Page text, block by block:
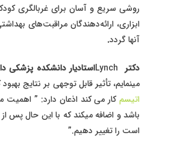
روشی سریع و آسان برای غربالگری
ابزاری، ارائه‌دهندگان مراقبت‌های
آنها گردد.
دکتر Lynchاستادیار دانشکده پزشکی
مینمایم، تأثیر قابل توجهی بر نتایج
اتیسمکار می کند اذعان دارد: ” اهمیت
است را تغییر دهیم.”